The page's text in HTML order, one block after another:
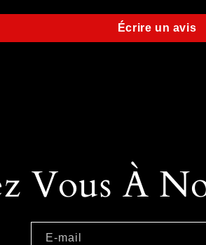
Écrire un avis
Vous À
E-mail